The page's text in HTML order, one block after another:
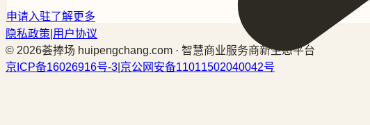
申请入驻了解更多
隐私政策 用户协议
© 2026荟捧场 huipengchang.com · 智慧商业服务商新生态平台
京ICP备16026916号-3 京公网安备11011502040042号